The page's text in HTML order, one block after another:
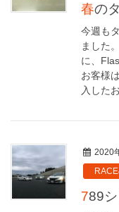
春
今週も
ました
に、
お客様
入した
2020
789